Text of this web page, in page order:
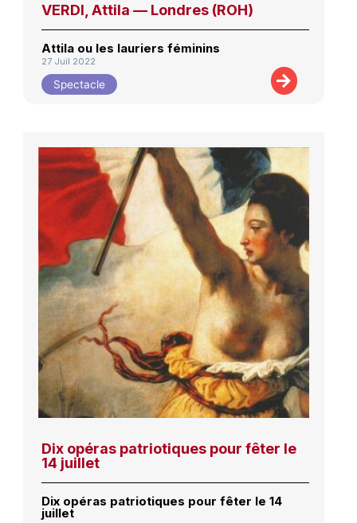
VERDI, Attila — Londres (ROH)
Attila ou les lauriers féminins
27 Juil 2022
Spectacle
Dix opéras patriotiques pour fêter le
14 juillet
Dix opéras patriotiques pour fêter le 14
juillet